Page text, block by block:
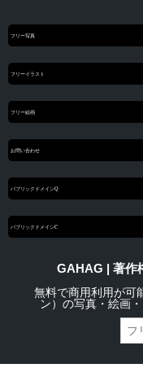
フリー写真
フリーイラスト
フリー絵画
お問い合わせ
パブリックドメインQ
パブリックドメインC
GAHAG | 著作
無料で商用利用が可
ン）の写真・絵画